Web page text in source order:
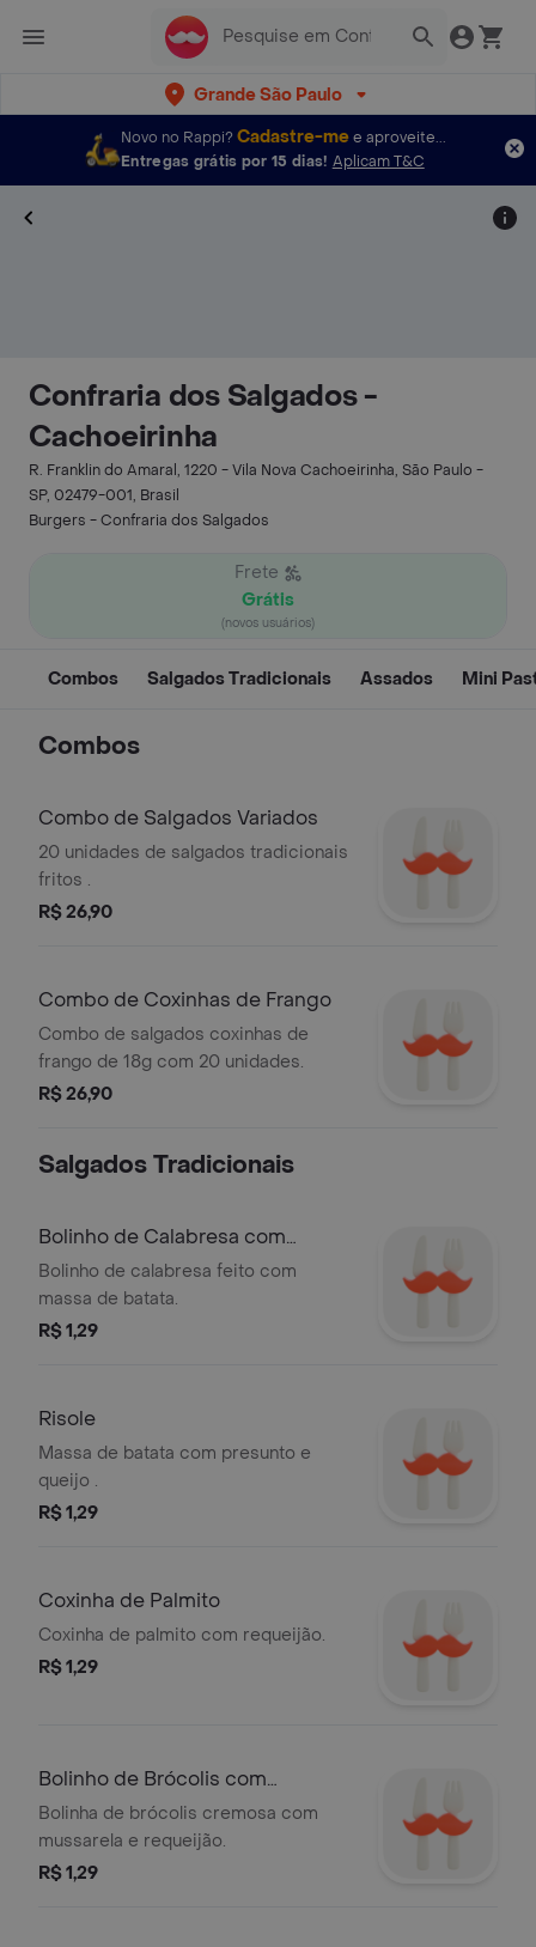
Grande São Paulo
Novo no Rappi? Cadastre-mee aproveite...
Entregas grátis por 15 dias! Aplicam T&C
Confraria dos Salgados -
Cachoeirinha
R. Franklin do Amaral, 1220 - Vila Nova Cachoeirinha, São Paulo -
SP, 02479-001, Brasil
Burgers - Confraria dos Salgados
Frete
Grátis
(novos usuários)
Combos Salgados Tradicionais Assados Mini
Combos
Combo de Salgados Variados
20 unidades de salgados tradicionais
fritos .
R$ 26,90
Combo de Coxinhas de Frango
Combo de salgados coxinhas de
frango de 18g com 20 unidades.
R$ 26,90
Salgados Tradicionais
Bolinho de Calabresa com
Requeijão
Bolinho de calabresa feito com
massa de batata.
R$ 1,29
Risole
Massa de batata com presunto e
queijo .
R$ 1,29
Coxinha de Palmito
Coxinha de palmito com requeijão.
R$ 1,29
Bolinho de Brócolis com
Mussarela e Requeijão
Bolinha de brócolis cremosa com
mussarela e requeijão.
R$ 1,29